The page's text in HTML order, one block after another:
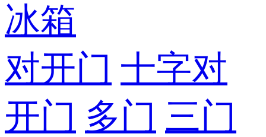
冰箱
对开门 十字对
开门 多门 三门